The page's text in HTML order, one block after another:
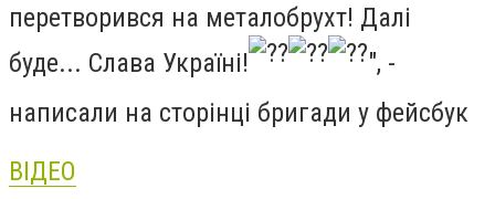
перетворився на металобрухт! Далі
буде... Слава Україні!
", -
написали на сторінці бригади у фейсбук
ВІДЕО